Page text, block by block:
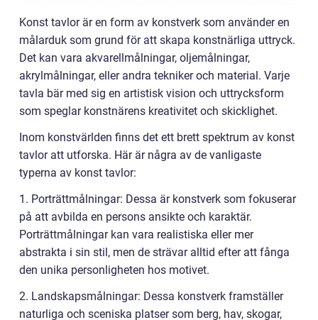
Konst tavlor är en form av konstverk som använder en
målarduk som grund för att skapa konstnärliga uttryck.
Det kan vara akvarellmålningar, oljemålningar,
akrylmålningar, eller andra tekniker och material. Varje
tavla bär med sig en artistisk vision och uttrycksform
som speglar konstnärens kreativitet och skicklighet.
Inom konstvärlden finns det ett brett spektrum av konst
tavlor att utforska. Här är några av de vanligaste
typerna av konst tavlor:
1. Porträttmålningar: Dessa är konstverk som fokuserar
på att avbilda en persons ansikte och karaktär.
Porträttmålningar kan vara realistiska eller mer
abstrakta i sin stil, men de strävar alltid efter att fånga
den unika personligheten hos motivet.
2. Landskapsmålningar: Dessa konstverk framställer
naturliga och sceniska platser som berg, hav, skogar,